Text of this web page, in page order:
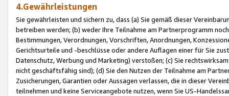
4.Gewährleistungen
Sie gewährleisten und sichern zu, dass (a) Sie gemäß dieser
betreiben werden; (b) weder Ihre Teilnahme am Partnerprogramm
Bestimmungen, Verordnungen, Vorschriften, Anordnungen,
Gerichtsurteile und -beschlüsse oder andere Auflagen einer für Sie
Datenschutz, Werbung und Marketing) verstoßen; (c) Sie
nicht geschäftsfähig sind); (d) Sie den Nutzen der Teilnahme am
Zusicherungen, Garantien oder Aussagen verlassen, die in dieser
teilnehmen und keine Serviceangebote nutzen, wenn Sie US-